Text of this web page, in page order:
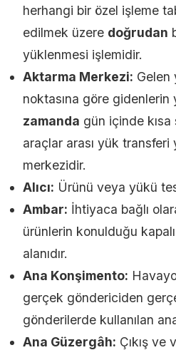
herhangi bir özel işleme
edilmek üzere doğrudan
yüklenmesi işlemidir.
Aktarma Merkezi: Gelen
noktasına göre gidenlerin
zamanda gün içinde
araçlar arası yük transferi
merkezidir.
Alıcı: Ürünü veya yükü
Ambar: İhtiyaca bağlı
ürünlerin konulduğu
alanıdır.
Ana Konşimento:
gerçek göndericiden
gönderilerde kullanılan
Ana Güzergâh: Çıkış ve